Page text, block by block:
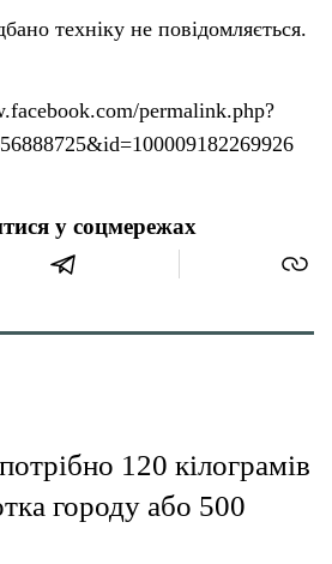
техніку не повідомляється.
permalink.php?
у соцмережах
120 кілограмів
городу або 500